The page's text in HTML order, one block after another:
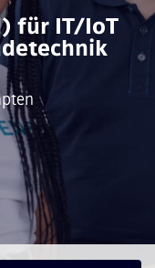
für IT/IoT